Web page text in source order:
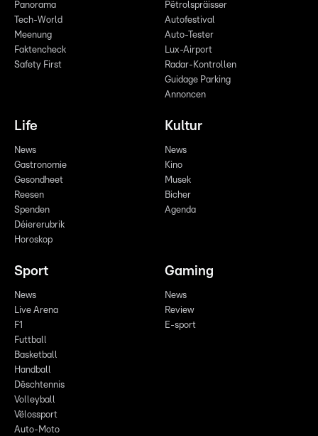
Panorama
Tech-World
Meenung
Faktencheck
Safety First
Pëtrolspräisser
Autofestival
Auto-Tester
Lux-Airport
Radar-Kontrollen
Guidage Parking
Annoncen
Life
News
Gastronomie
Gesondheet
Reesen
Spenden
Déiererubrik
Horoskop
Kultur
News
Kino
Musek
Bicher
Agenda
Sport
News
Live Arena
F1
Futtball
Basketball
Handball
Dëschtennis
Volleyball
Vëlossport
Auto-Moto
Gaming
News
Review
E-sport